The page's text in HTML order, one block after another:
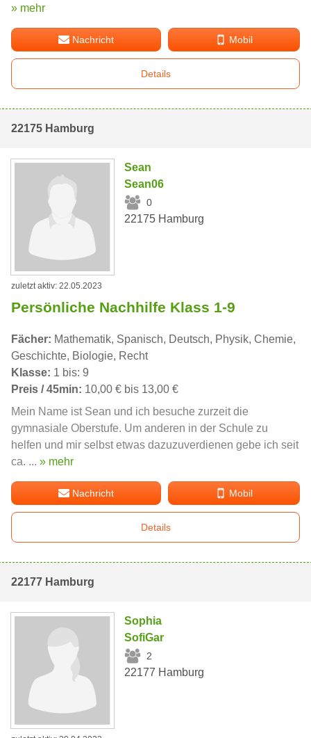
» mehr
Nachricht Mobil
Details
22175 Hamburg
Sean
Sean06
0
22175 Hamburg
zuletzt aktiv: 22.05.2023
Persönliche Nachhilfe Klass 1-9
Fächer: Mathematik, Spanisch, Deutsch, Physik, Chemie,
Geschichte, Biologie, Recht
Klasse: 1 bis: 9
Preis / 45min: 10,00 € bis 13,00 €
Mein Name ist Sean und ich besuche zurzeit die
gymnasiale Oberstufe. Um anderen in der Schule zu
helfen und mir selbst etwas dazuzuverdienen gebe ich seit
ca. ... » mehr
Nachricht Mobil
Details
22177 Hamburg
Sophia
SofiGar
2
22177 Hamburg